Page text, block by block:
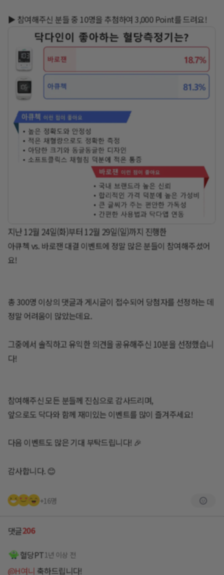
▶️ 참여해주신 분들 중 10명을 추첨하여 3,000 Point를 드려요!
지난 12월 24일(화)부터 12월 29일(일)까지 진행한
아큐첵 vs. 바로잰 대결 이벤트에 정말 많은 분들이 참여해주셨어
요!
총 300명 이상의 댓글과 게시글이 접수되어 당첨자를 선정하는 데
정말 어려움이 많았는데요.
그중에서 솔직하고 유익한 의견을 공유해주신 10분을 선정했습니
다!
참여해주신 모든 분들께 진심으로 감사드리며,
앞으로도 닥다와 함께 재미있는 이벤트를 많이 즐겨주세요!
다음 이벤트도 많은 기대 부탁드립니다! 🎉
감사합니다. 😊
+16명
댓글206
혈당PT 1년 이상 전
@H여니 축하드립니다!